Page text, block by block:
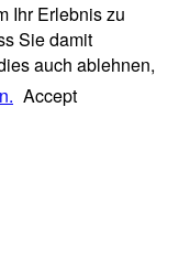
Ihr Erlebnis zu
Sie damit
auch ablehnen,
Accept